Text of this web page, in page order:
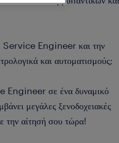
Service Engineer και την
και αυτοματισμούς;
Engineer σε ένα δυναμικό
μεγάλες ξενοδοχειακές
την αίτησή σου τώρα!